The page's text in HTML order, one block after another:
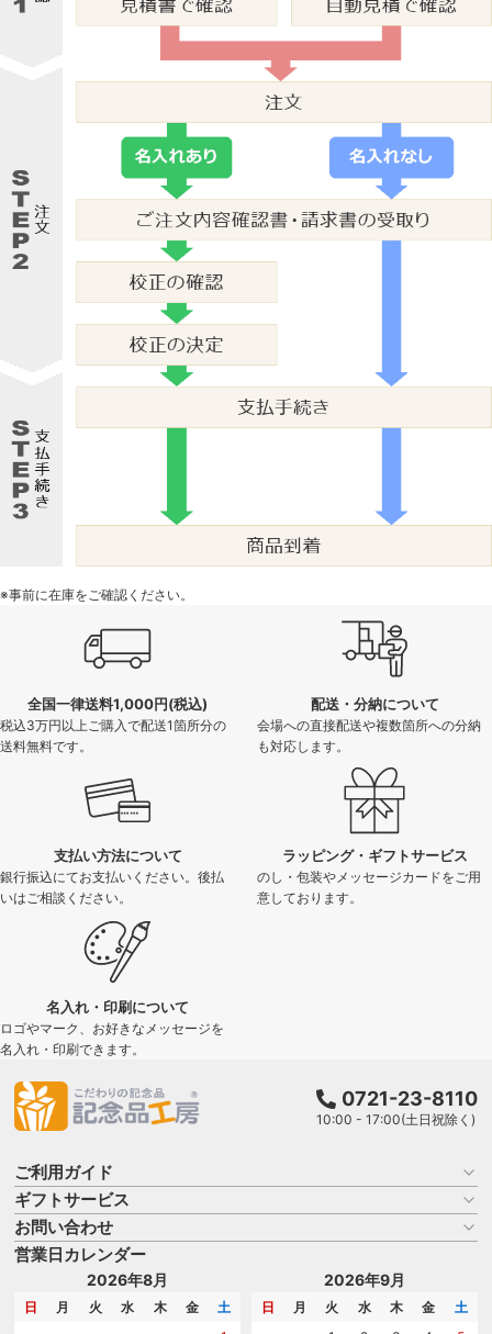
※事前に在庫をご確認ください。
全国一律送料1,000円(税込)
税込3万円以上ご購入で配送1箇所分の
送料無料です。
配送・分納について
会場への直接配送や複数箇所への分納
も対応します。
支払い方法について
銀行振込にてお支払いください。後払
いはご相談ください。
ラッピング・ギフトサービス
のし・包装やメッセージカードをご用
意しております。
名入れ・印刷について
ロゴやマーク、お好きなメッセージを
名入れ・印刷できます。
0721-23-8110
10:00 - 17:00(土日祝除く)
ご利用ガイド
お買い物ガイド
よくある質問
はじめての記念品選び
記念品工房の使い方
ギフトサービス
名入れについて
のし
メッセージカード
お問い合わせ
商品選びを相談する
名入れについて相談する
カタログを請求する
営業日カレンダー
2026年8月
日 月 火 水 木 金
土
2026年9月
日 月 火 水 木 金
土